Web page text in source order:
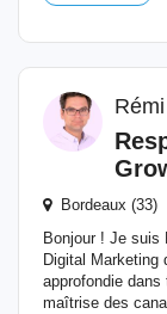
Bordeaux
Bonjour ! Je suis
Digital Marketing
approfondie
maîtrise des